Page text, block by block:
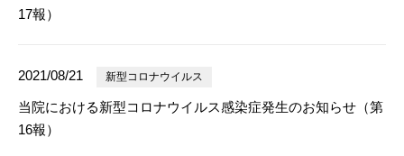
17報）
2021/08/21 新型コロナウイルス
当院における新型コロナウイルス感染症発生のお知らせ（第
16報）